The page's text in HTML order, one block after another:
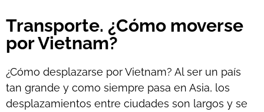
Transporte. ¿Cómo moverse
por Vietnam?
¿Cómo desplazarse por Vietnam? Al ser un país
tan grande y como siempre pasa en Asia, los
desplazamientos entre ciudades son largos y se